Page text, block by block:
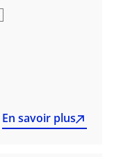
En savoir plus